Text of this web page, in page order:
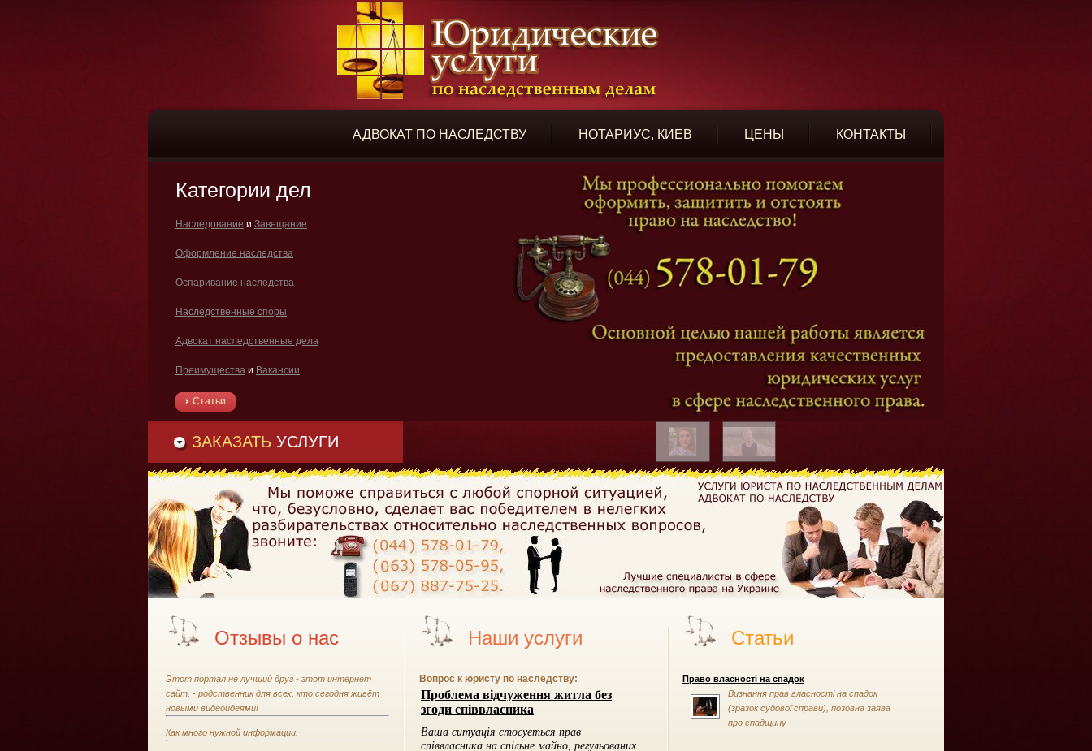
АДВОКАТ ПО НАСЛЕДСТВУ НОТАРИУС, КИЕВ ЦЕНЫ КОНТАКТЫ
Категории дел
Наследование и Завещание
Оформление наследства
Оспаривание наследства
Наследственные споры
Адвокат наследственные дела
Преимущества и Вакансии
Статьи
ЗАКАЗАТЬ УСЛУГИ
Отзывы о нас
Этот портал не лучший друг - этот интернет
сайт, - родственник для всех, кто сегодня живёт
новыми видеоидеями!
Как много нужной информации.
Наши услуги
Вопрос к юристу по наследству:
Статьи
Право власності на спадок
Визнання прав власності на спадок
(зразок судової справи), позовна заява
про спадщину